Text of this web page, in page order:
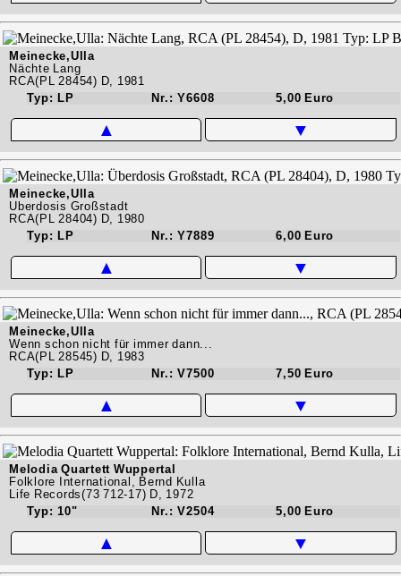
Meinecke,Ulla
Nächte Lang
RCA(PL 28454) D, 1981
Typ: LP
Nr.: Y6608 5,00 Euro
▲ ▼
Meinecke,Ulla
Überdosis Großstadt
RCA(PL 28404) D, 1980
Typ: LP
Nr.: Y7889 6,00 Euro
▲ ▼
Meinecke,Ulla
Wenn schon nicht für immer dann...
RCA(PL 28545) D, 1983
Typ: LP
Nr.: V7500 7,50 Euro
▲ ▼
Melodia Quartett Wuppertal
Folklore International, Bernd Kulla
Life Records(73 712-17) D, 1972
Typ: 10"
Nr.: V2504 5,00 Euro
▲ ▼